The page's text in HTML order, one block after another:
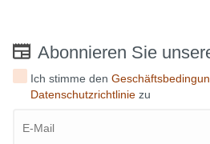
Abonnieren Sie
Ich stimme den
Datenschutzrichtlinie zu